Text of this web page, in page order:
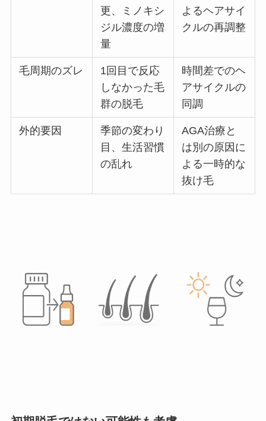
更、ミノキシ
ジル濃度の増
量
よるヘアサイ
クルの再調整
毛周期のズレ
1回目で反応
しなかった毛
群の脱毛
時間差でのヘ
アサイクルの
同調
外的要因
季節の変わり
目、生活習慣
の乱れ
AGA治療と
は別の原因に
よる一時的な
抜け毛